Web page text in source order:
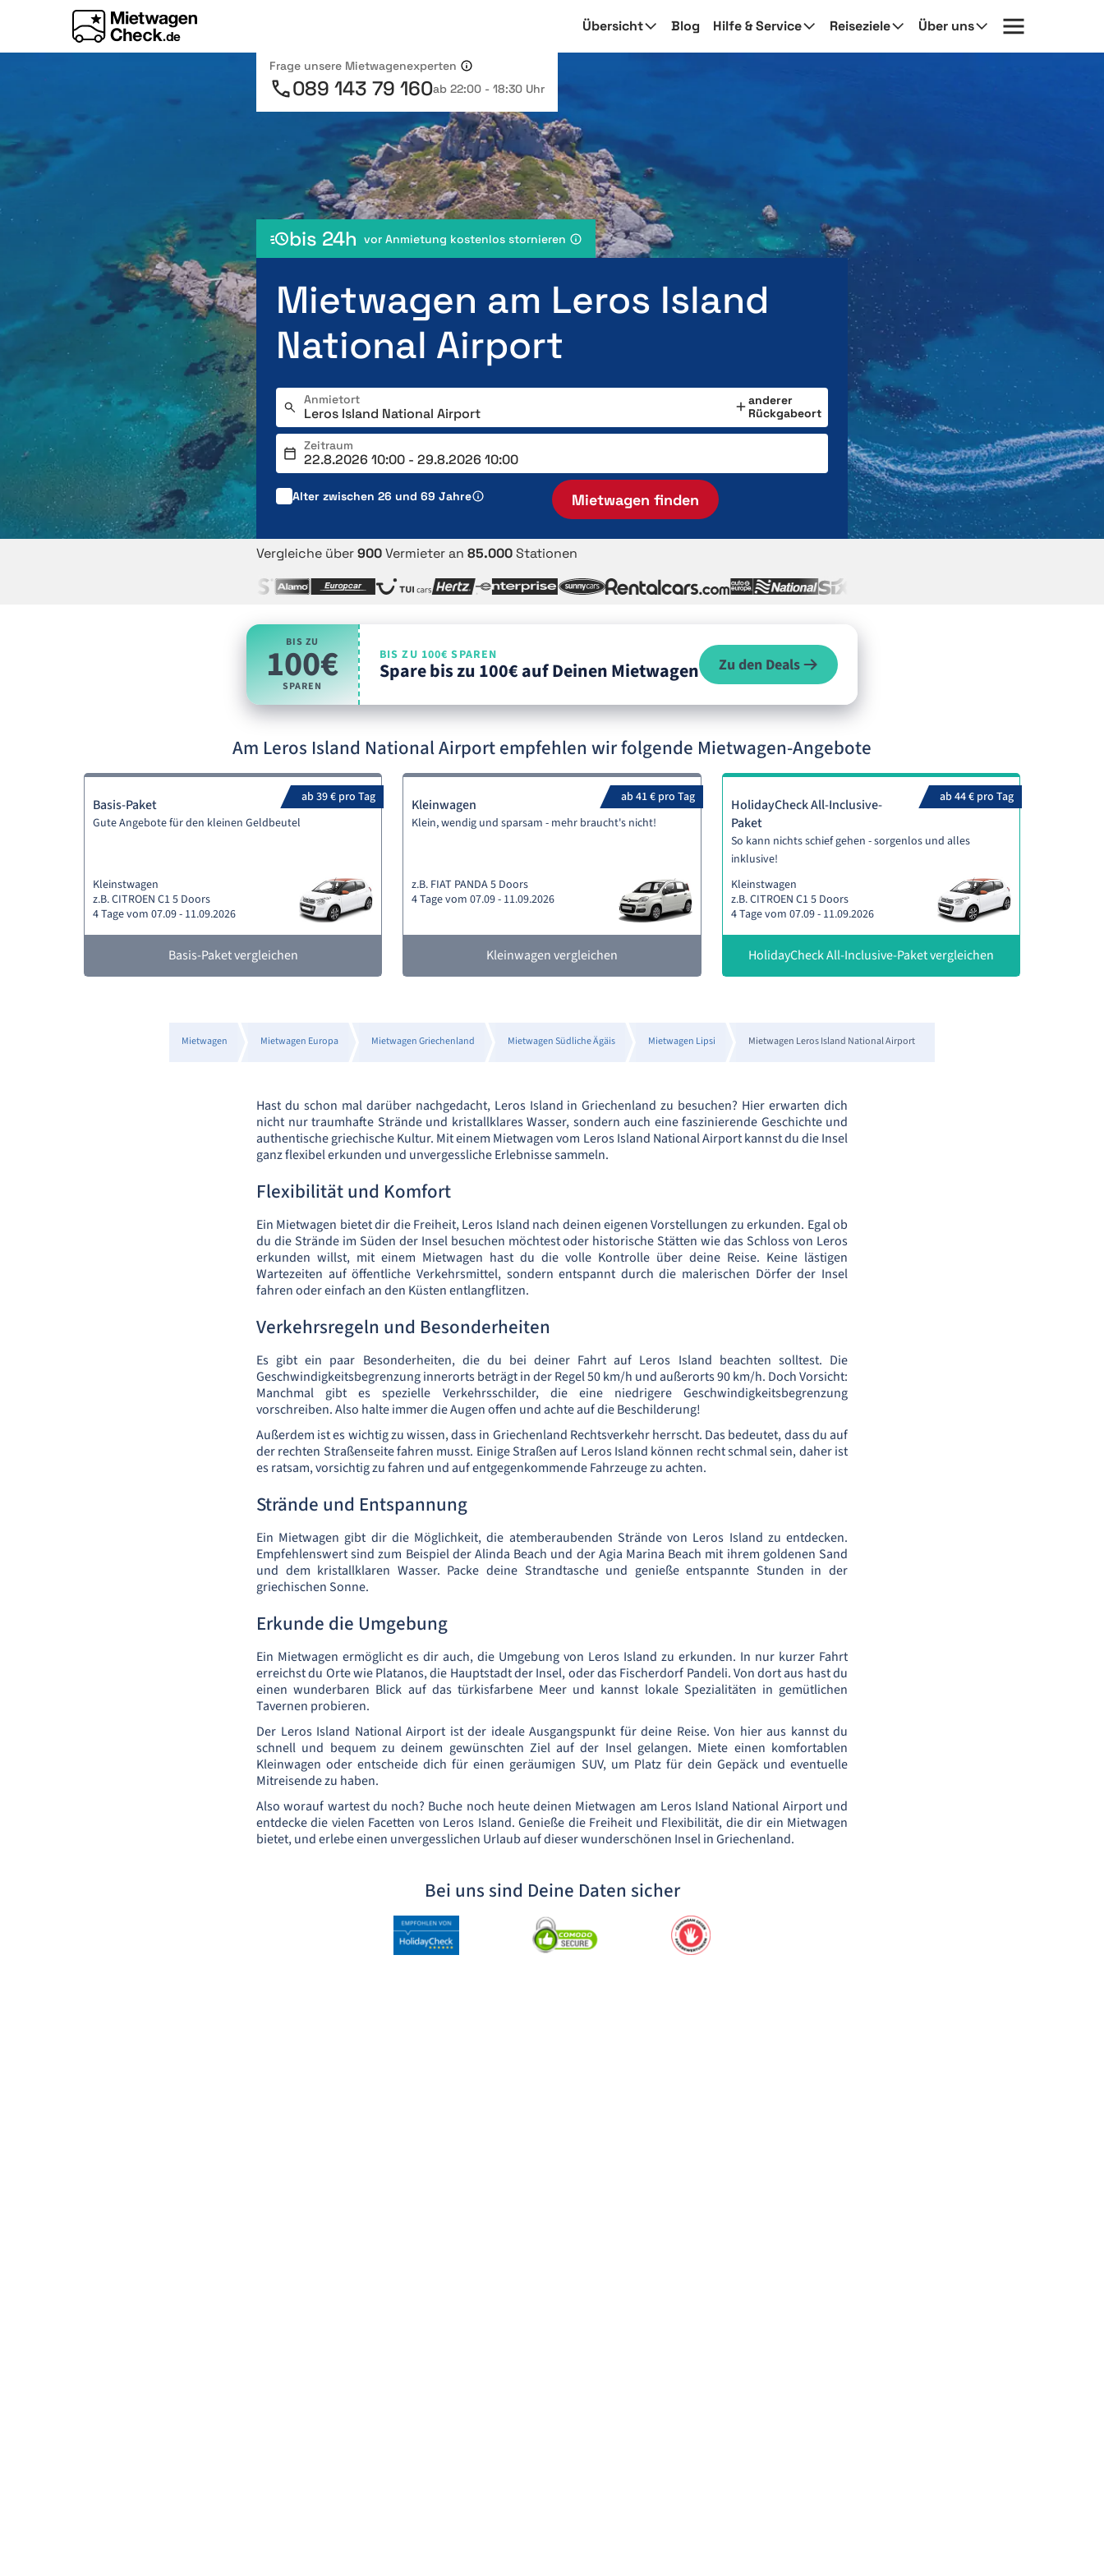
Übersicht Blog Hilfe & Service Reiseziele Über uns
Frage unsere Mietwagenexperten
089 143 79 160ab 22:00 - 18:30 Uhr
bis 24h vor Anmietung kostenlos stornieren
Mietwagen am Leros Island
National Airport
Anmietort
anderer
Rückgabeort
Zeitraum
Alter zwischen 26 und 69 Jahre Mietwagen finden
Vergleiche über900Vermieter an 85.000Stationen
BIS ZU
100€
SPAREN
BIS ZU 100€ SPAREN
Spare bis zu 100€ auf Deinen Mietwagen Zu den Deals
Am Leros Island National Airport empfehlen wir folgende Mietwagen-Angebote
ab 39 € pro Tag
Basis-Paket
Gute Angebote für den kleinen Geldbeutel
Kleinstwagen
z.B. CITROEN C1 5 Doors
4 Tage vom 07.09 - 11.09.2026
Basis-Paket vergleichen
ab 41 € pro Tag
Kleinwagen
Klein, wendig und sparsam - mehr braucht's nicht!
z.B. FIAT PANDA 5 Doors
4 Tage vom 07.09 - 11.09.2026
Kleinwagen vergleichen
ab 44 € pro Tag
HolidayCheck All-Inclusive-
Paket
So kann nichts schief gehen - sorgenlos und alles
inklusive!
Kleinstwagen
z.B. CITROEN C1 5 Doors
4 Tage vom 07.09 - 11.09.2026
HolidayCheck All-Inclusive-Paket vergleichen
Mietwagen Mietwagen Europa Mietwagen Griechenland Mietwagen Südliche Ägäis Mietwagen Lipsi Mietwagen Leros Island National Airport
Hast du schon mal darüber nachgedacht, Leros Island in Griechenland zu besuchen? Hier erwarten dich
nicht nur traumhafte Strände und kristallklares Wasser, sondern auch eine faszinierende Geschichte und
authentische griechische Kultur. Mit einem Mietwagen vom Leros Island National Airport kannst du die Insel
ganz flexibel erkunden und unvergessliche Erlebnisse sammeln.
Flexibilität und Komfort
Ein Mietwagen bietet dir die Freiheit, Leros Island nach deinen eigenen Vorstellungen zu erkunden. Egal ob
du die Strände im Süden der Insel besuchen möchtest oder historische Stätten wie das Schloss von Leros
erkunden willst, mit einem Mietwagen hast du die volle Kontrolle über deine Reise. Keine lästigen
Wartezeiten auf öffentliche Verkehrsmittel, sondern entspannt durch die malerischen Dörfer der Insel
fahren oder einfach an den Küsten entlangflitzen.
Verkehrsregeln und Besonderheiten
Es gibt ein paar Besonderheiten, die du bei deiner Fahrt auf Leros Island beachten solltest. Die
Geschwindigkeitsbegrenzung innerorts beträgt in der Regel 50 km/h und außerorts 90 km/h. Doch Vorsicht:
Manchmal gibt es spezielle Verkehrsschilder, die eine niedrigere Geschwindigkeitsbegrenzung
vorschreiben. Also halte immer die Augen offen und achte auf die Beschilderung!
Außerdem ist es wichtig zu wissen, dass in Griechenland Rechtsverkehr herrscht. Das bedeutet, dass du auf
der rechten Straßenseite fahren musst. Einige Straßen auf Leros Island können recht schmal sein, daher ist
es ratsam, vorsichtig zu fahren und auf entgegenkommende Fahrzeuge zu achten.
Strände und Entspannung
Ein Mietwagen gibt dir die Möglichkeit, die atemberaubenden Strände von Leros Island zu entdecken.
Empfehlenswert sind zum Beispiel der Alinda Beach und der Agia Marina Beach mit ihrem goldenen Sand
und dem kristallklaren Wasser. Packe deine Strandtasche und genieße entspannte Stunden in der
griechischen Sonne.
Erkunde die Umgebung
Ein Mietwagen ermöglicht es dir auch, die Umgebung von Leros Island zu erkunden. In nur kurzer Fahrt
erreichst du Orte wie Platanos, die Hauptstadt der Insel, oder das Fischerdorf Pandeli. Von dort aus hast du
einen wunderbaren Blick auf das türkisfarbene Meer und kannst lokale Spezialitäten in gemütlichen
Tavernen probieren.
Der Leros Island National Airport ist der ideale Ausgangspunkt für deine Reise. Von hier aus kannst du
schnell und bequem zu deinem gewünschten Ziel auf der Insel gelangen. Miete einen komfortablen
Kleinwagen oder entscheide dich für einen geräumigen SUV, um Platz für dein Gepäck und eventuelle
Mitreisende zu haben.
Also worauf wartest du noch? Buche noch heute deinen Mietwagen am Leros Island National Airport und
entdecke die vielen Facetten von Leros Island. Genieße die Freiheit und Flexibilität, die dir ein Mietwagen
bietet, und erlebe einen unvergesslichen Urlaub auf dieser wunderschönen Insel in Griechenland.
Bei uns sind Deine Daten sicher